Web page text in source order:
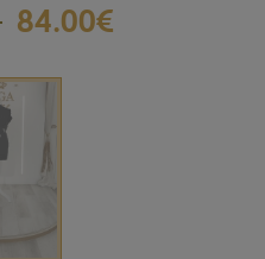
84.00€